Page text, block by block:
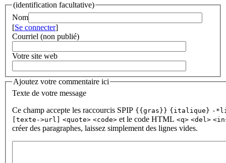
(identification facultative)
Nom
[Se connecter]
Courriel (non publié)
Votre site web
Ajoutez votre commentaire ici
Texte de votre message
Ce champ accepte les raccourcis SPIP {{gras}} {italique} -
[texte->url]
<quote> <code> et le code HTML <q> <del>
créer des paragraphes, laissez simplement des lignes vides.